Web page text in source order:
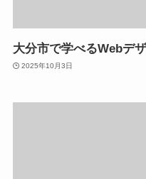
大分市で学べるWebデ
2025年10月3日